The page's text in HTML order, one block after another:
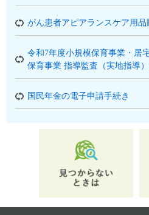
がん患者アピアランスケア用品
令和7年度小規模保育事業・居
保育事業 指導監査（実地指導
国民年金の電子申請手続き